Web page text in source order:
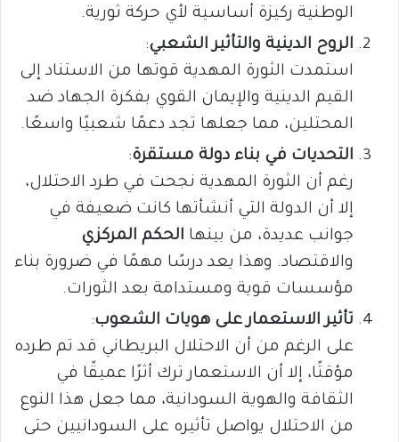
الوطنية ركيزة أساسية لأي حركة ثورية.
الروح الدينية والتأثير الشعبي:
استمدت الثورة المهدية قوتها من الاستناد إلى
القيم الدينية والإيمان القوي بفكرة الجهاد ضد
المحتلين، مما جعلها تجد دعمًا شعبيًا واسعًا.
التحديات في بناء دولة مستقرة:
رغم أن الثورة المهدية نجحت في طرد الاحتلال،
إلا أن الدولة التي أنشأتها كانت ضعيفة في
جوانب عديدة، من بينها الحكم المركزي
والاقتصاد. وهذا يعد درسًا مهمًا في ضرورة بناء
مؤسسات قوية ومستدامة بعد الثورات.
تأثير الاستعمار على هويات الشعوب:
على الرغم من أن الاحتلال البريطاني قد تم طرده
مؤقتًا، إلا أن الاستعمار ترك أثرًا عميقًا في
الثقافة والهوية السودانية، مما جعل هذا النوع
من الاحتلال يواصل تأثيره على السودانيين حتى